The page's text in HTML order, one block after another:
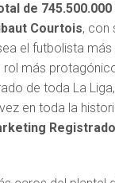
de
Courtois, con
el futbolista
más
de toda La
en toda la
Registrado